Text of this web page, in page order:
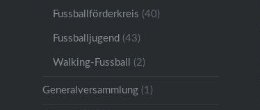
Fussballförderkreis (40)
Fussballjugend (43)
Walking-Fussball (2)
Generalversammlung(1)